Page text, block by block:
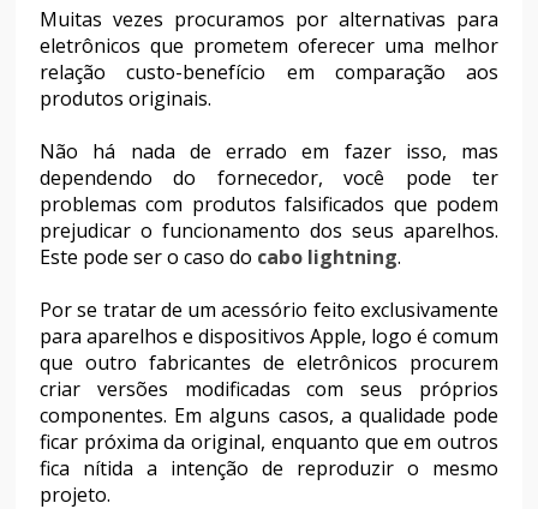
Muitas vezes procuramos por alternativas para
eletrônicos que prometem oferecer uma melhor
relação custo-benefício em comparação aos
produtos originais.
Não há nada de errado em fazer isso, mas
dependendo do fornecedor, você pode ter
problemas com produtos falsificados que podem
prejudicar o funcionamento dos seus aparelhos.
Este pode ser o caso do cabo lightning.
Por se tratar de um acessório feito exclusivamente
para aparelhos e dispositivos Apple, logo é comum
que outro fabricantes de eletrônicos procurem
criar versões modificadas com seus próprios
componentes. Em alguns casos, a qualidade pode
ficar próxima da original, enquanto que em outros
fica nítida a intenção de reproduzir o mesmo
projeto.